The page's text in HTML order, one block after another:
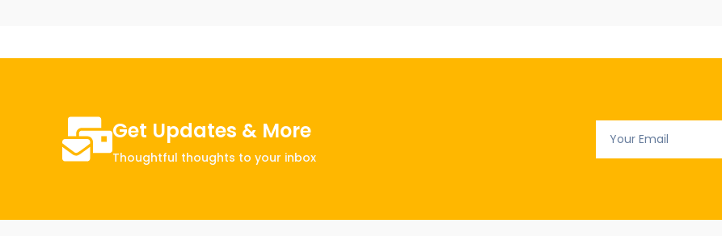
Get Updates & More
Thoughtful thoughts to your inbox